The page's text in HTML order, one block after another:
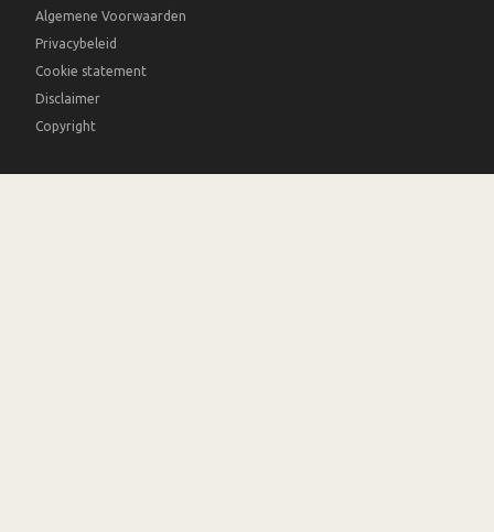
Algemene Voorwaarden
Privacybeleid
Cookie statement
Disclaimer
Copyright